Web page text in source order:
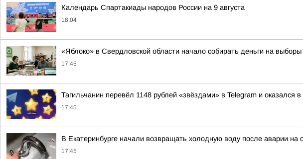
Календарь Спартакиады народов России на 9 августа
18:04
«Яблоко» в Свердловской области начало собирать деньги на выборы
17:45
Тагильчанин перевёл 1148 рублей «звёздами» в Telegram и оказался
17:45
В Екатеринбурге начали возвращать холодную воду после аварии на
17:45